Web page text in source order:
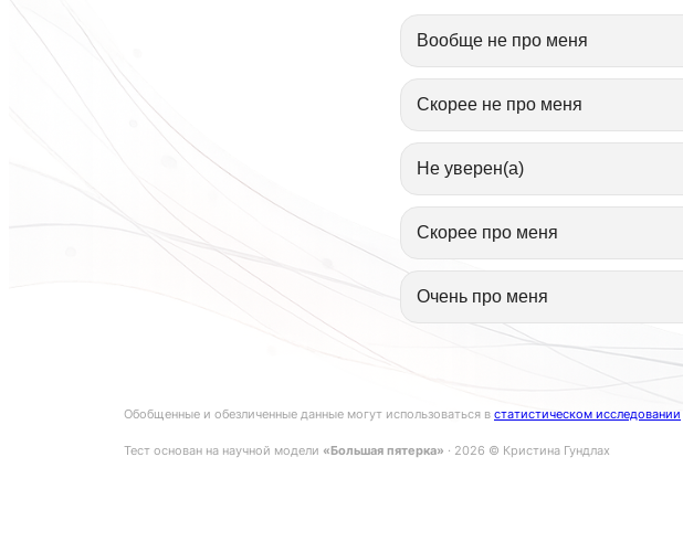
Вообще не про меня
Скорее не про меня
Не уверен(а)
Скорее про меня
Очень про меня
Обобщенные и обезличенные данные могут использоваться в статистическом исследовании
Тест основан на научной модели «Большая пятерка» · 2026 © Кристина Гундлах